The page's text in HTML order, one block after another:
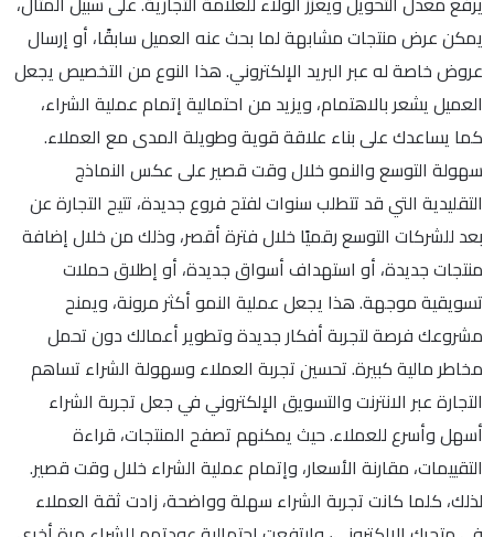
يمكن عرض منتجات مشابهة لما بحث عنه العميل سابقًا، أو إرسال
عروض خاصة له عبر البريد الإلكتروني. هذا النوع من التخصيص يجعل
العميل يشعر بالاهتمام، ويزيد من احتمالية إتمام عملية الشراء،
كما يساعدك على بناء علاقة قوية وطويلة المدى مع العملاء.
سهولة التوسع والنمو خلال وقت قصير على عكس النماذج
التقليدية التي قد تتطلب سنوات لفتح فروع جديدة، تتيح التجارة عن
بعد للشركات التوسع رقميًا خلال فترة أقصر، وذلك من خلال إضافة
منتجات جديدة، أو استهداف أسواق جديدة، أو إطلاق حملات
تسويقية موجهة. هذا يجعل عملية النمو أكثر مرونة، ويمنح
مشروعك فرصة لتجربة أفكار جديدة وتطوير أعمالك دون تحمل
مخاطر مالية كبيرة. تحسين تجربة العملاء وسهولة الشراء تساهم
التجارة عبر الانترنت والتسويق الإلكتروني في جعل تجربة الشراء
أسهل وأسرع للعملاء. حيث يمكنهم تصفح المنتجات، قراءة
التقييمات، مقارنة الأسعار، وإتمام عملية الشراء خلال وقت قصير.
لذلك، كلما كانت تجربة الشراء سهلة وواضحة، زادت ثقة العملاء